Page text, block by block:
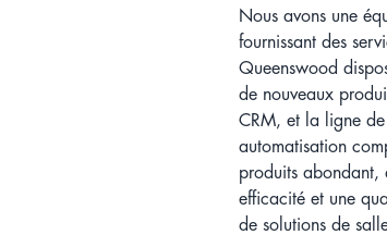
Nous avons une
fournissant des
Queenswood
de nouveaux
CRM, et la ligne
automatisation
produits abondant,
efficacité et une
de solutions de